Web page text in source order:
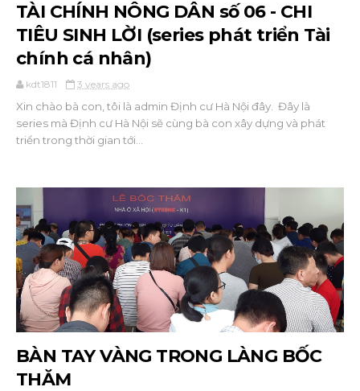
TÀI CHÍNH NÔNG DÂN số 06 - CHI
TIÊU SINH LỜI (series phát triển Tài
chính cá nhân)
kdt1811 3 years ago
Xin chào bà con, tôi là admin Định cư Hà Nội đây. Đây là
series mà Định cư Hà Nội sẽ cùng bà con xây dựng và phát
triển trong thời gian tới...
BÀN TAY VÀNG TRONG LÀNG BỐC
THĂM